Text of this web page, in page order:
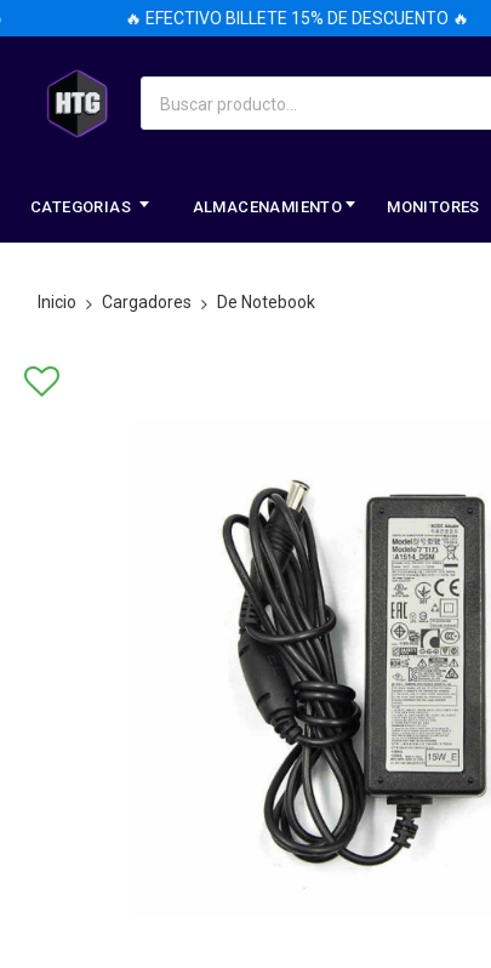
🔥 EFECTIVO BILLETE 15% DE DESCUENTO 🔥
CATEGORIAS ALMACENAMIENTO MONITORES
Inicio Cargadores De Notebook